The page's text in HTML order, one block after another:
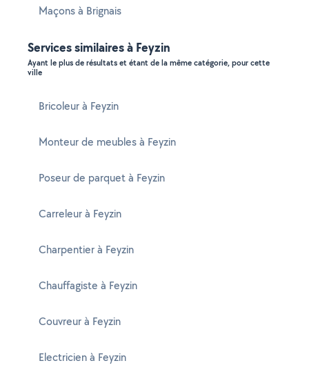
Maçons à Brignais
Services similaires à Feyzin
Ayant le plus de résultats et étant de la même catégorie, pour cette
ville
Bricoleur à Feyzin
Monteur de meubles à Feyzin
Poseur de parquet à Feyzin
Carreleur à Feyzin
Charpentier à Feyzin
Chauffagiste à Feyzin
Couvreur à Feyzin
Electricien à Feyzin